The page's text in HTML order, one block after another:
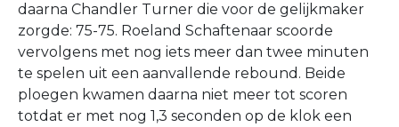
daarna Chandler Turner die voor de gelijkmaker
zorgde: 75-75. Roeland Schaftenaar scoorde
vervolgens met nog iets meer dan twee minuten
te spelen uit een aanvallende rebound. Beide
ploegen kwamen daarna niet meer tot scoren
totdat er met nog 1,3 seconden op de klok een